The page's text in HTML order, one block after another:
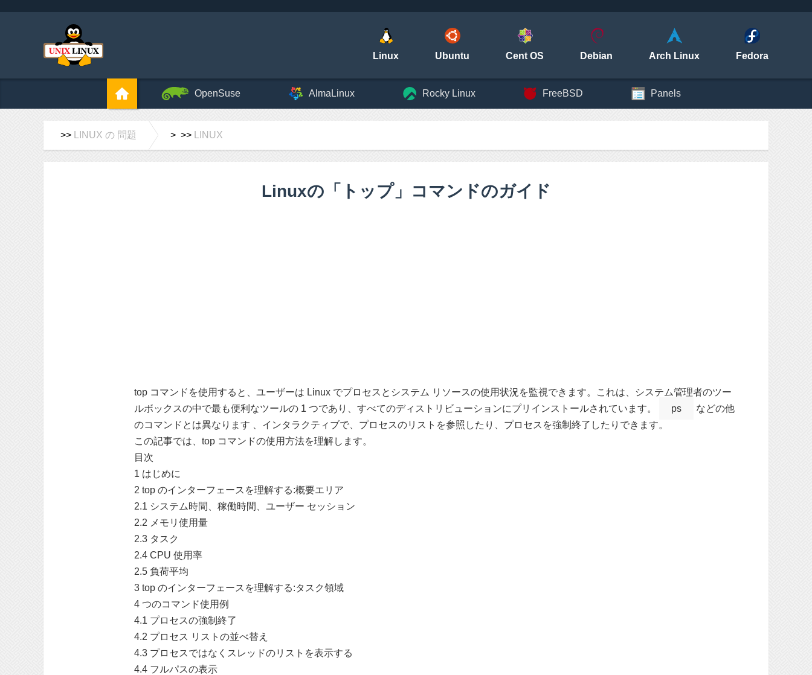
Linux Ubuntu Cent OS Debian Arch Linux Fedora
OpenSuse AlmaLinux Rocky Linux FreeBSD Panels
>> LINUX の 問題 > >> LINUX
Linuxの「トップ」コマンドのガイド
top コマンドを使用すると、ユーザーは Linux でプロセスとシステム リソースの使用状況を監視できます。これは、システム管理者のツー
ルボックスの中で最も便利なツールの 1 つであり、すべてのディストリビューションにプリインストールされています。
ps
などの他
のコマンドとは異なります 、インタラクティブで、プロセスのリストを参照したり、プロセスを強制終了したりできます。
この記事では、top コマンドの使用方法を理解します。
目次
1 はじめに
2 top のインターフェースを理解する:概要エリア
2.1 システム時間、稼働時間、ユーザー セッション
2.2 メモリ使用量
2.3 タスク
2.4 CPU 使用率
2.5 負荷平均
3 top のインターフェースを理解する:タスク領域
4 つのコマンド使用例
4.1 プロセスの強制終了
4.2 プロセス リストの並べ替え
4.3 プロセスではなくスレッドのリストを表示する
4.4 フルパスの表示